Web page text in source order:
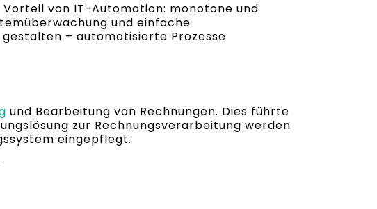
von IT-Automation: monotone und
und einfache
– automatisierte Prozesse
und Bearbeitung von Rechnungen. Dies führte
zur Rechnungsverarbeitung werden
eingepflegt.